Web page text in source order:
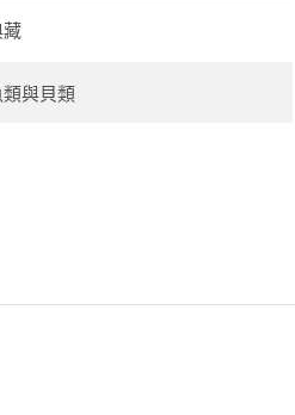
與貝類